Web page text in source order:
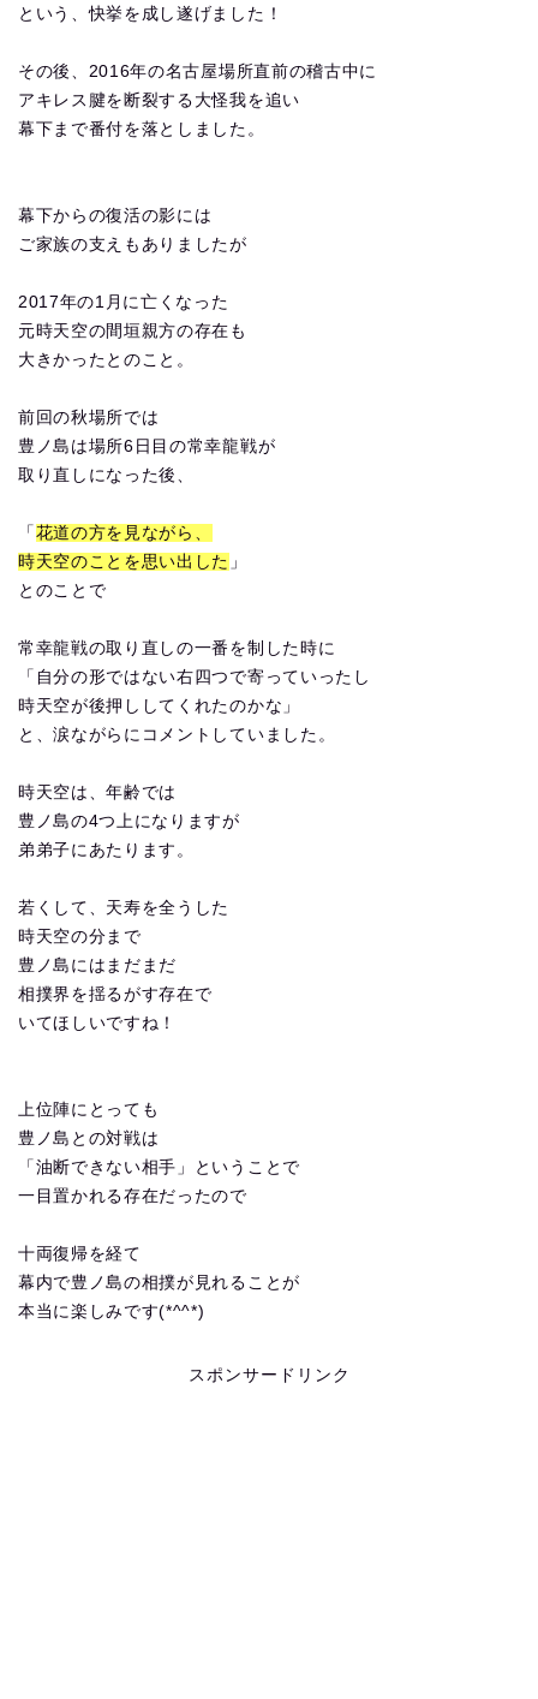
という、快挙を成し遂げました！
その後、2016年の名古屋場所直前の稽古中に
アキレス腱を断裂する大怪我を追い
幕下まで番付を落としました。
幕下からの復活の影には
ご家族の支えもありましたが
2017年の1月に亡くなった
元時天空の間垣親方の存在も
大きかったとのこと。
前回の秋場所では
豊ノ島は場所6日目の常幸龍戦が
取り直しになった後、
「 花道の方を見ながら、
時天空のことを思い出した 」
とのことで
常幸龍戦の取り直しの一番を制した時に
「自分の形ではない右四つで寄っていったし
時天空が後押ししてくれたのかな」
と、涙ながらにコメントしていました。
時天空は、年齢では
豊ノ島の4つ上になりますが
弟弟子にあたります。
若くして、天寿を全うした
時天空の分まで
豊ノ島にはまだまだ
相撲界を揺るがす存在で
いてほしいですね！
上位陣にとっても
豊ノ島との対戦は
「油断できない相手」ということで
一目置かれる存在だったので
十両復帰を経て
幕内で豊ノ島の相撲が見れることが
本当に楽しみです(*^^*)
スポンサードリンク